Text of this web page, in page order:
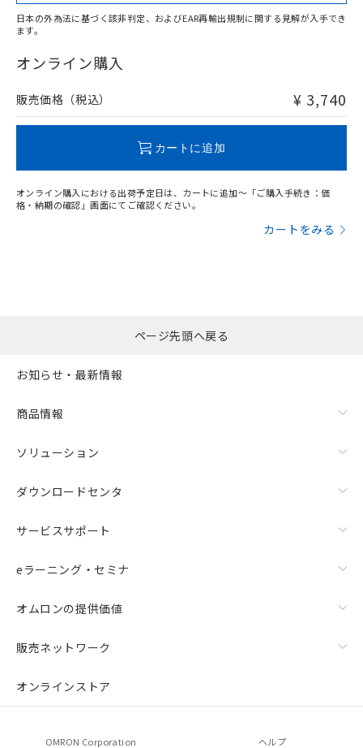
在庫等で未対応品が混在する可能性があります。
問い合わせください。
日本の外為法に基づく該非判定、およびEAR再輸出規制に関する見解が入手でき
ます。
オンライン購入
販売価格（税込） ¥ 3,740
カートに追加
オンライン購入における出荷予定日は、カートに追加～「ご購入手続き：価
格・納期の確認」画面にてご確認ください。
カートをみる
ページ先頭へ戻る
お知らせ・最新情報
商品情報
ソリューション
ダウンロードセンタ
サービスサポート
eラーニング・セミナ
オムロンの提供価値
販売ネットワーク
オンラインストア
OMRON Corporation ヘルプ